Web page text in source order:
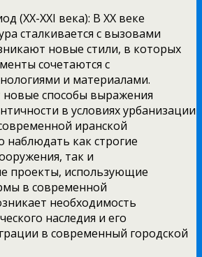
(XX-XXI века): В XX веке
сталкивается с вызовами
новые стили, в которых
сочетаются с
и материалами.
способы выражения
в условиях урбанизации
иранской
наблюдать как строгие
так и
проекты, использующие
в современной
необходимость
наследия и его
в современный городской